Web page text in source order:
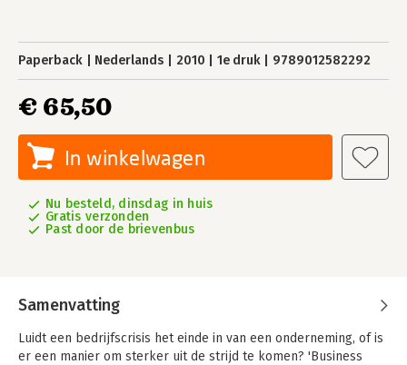
Paperback Nederlands 2010 1e druk 9789012582292
€ 65,50
In winkelwagen
Nu besteld, dinsdag in huis
Gratis verzonden
Past door de brievenbus
Samenvatting
Luidt een bedrijfscrisis het einde in van een onderneming, of is
er een manier om sterker uit de strijd te komen? 'Business